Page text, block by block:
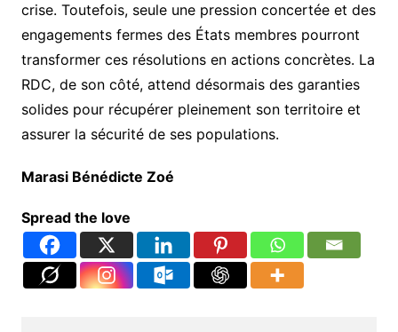
crise. Toutefois, seule une pression concertée et des
engagements fermes des États membres pourront
transformer ces résolutions en actions concrètes. La
RDC, de son côté, attend désormais des garanties
solides pour récupérer pleinement son territoire et
assurer la sécurité de ses populations.
Marasi Bénédicte Zoé
Spread the love